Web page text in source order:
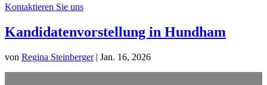
Kontaktieren Sie uns
Kandidatenvorstellung in Hundham
von Regina Steinberger| Jan. 16, 2026